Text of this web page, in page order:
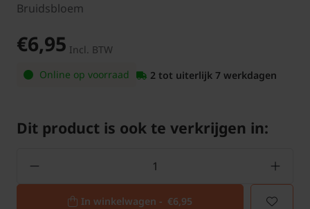
Bruidsbloem
€6,95 Incl. BTW
Online op voorraad
2 tot uiterlijk 7 werkdagen
Dit product is ook te verkrijgen in:
In winkelwagen - €6,95